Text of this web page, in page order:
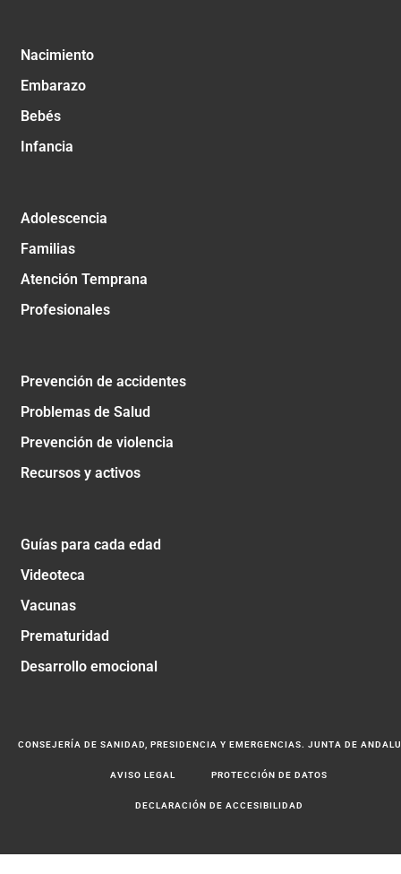
Nacimiento
Embarazo
Bebés
Infancia
Adolescencia
Familias
Atención Temprana
Profesionales
Prevención de accidentes
Problemas de Salud
Prevención de violencia
Recursos y activos
Guías para cada edad
Videoteca
Vacunas
Prematuridad
Desarrollo emocional
CONSEJERÍA DE SANIDAD, PRESIDENCIA Y EMERGENCIAS. JUNTA DE
AVISO LEGAL PROTECCIÓN DE DATOS
DECLARACIÓN DE ACCESIBILIDAD